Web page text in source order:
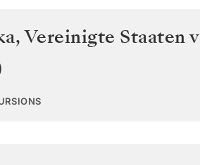
,Vereinigte Staaten